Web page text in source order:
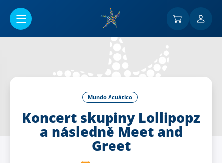
Mundo Acuático
Koncert skupiny Lollipopz
a následně Meet and
Greet